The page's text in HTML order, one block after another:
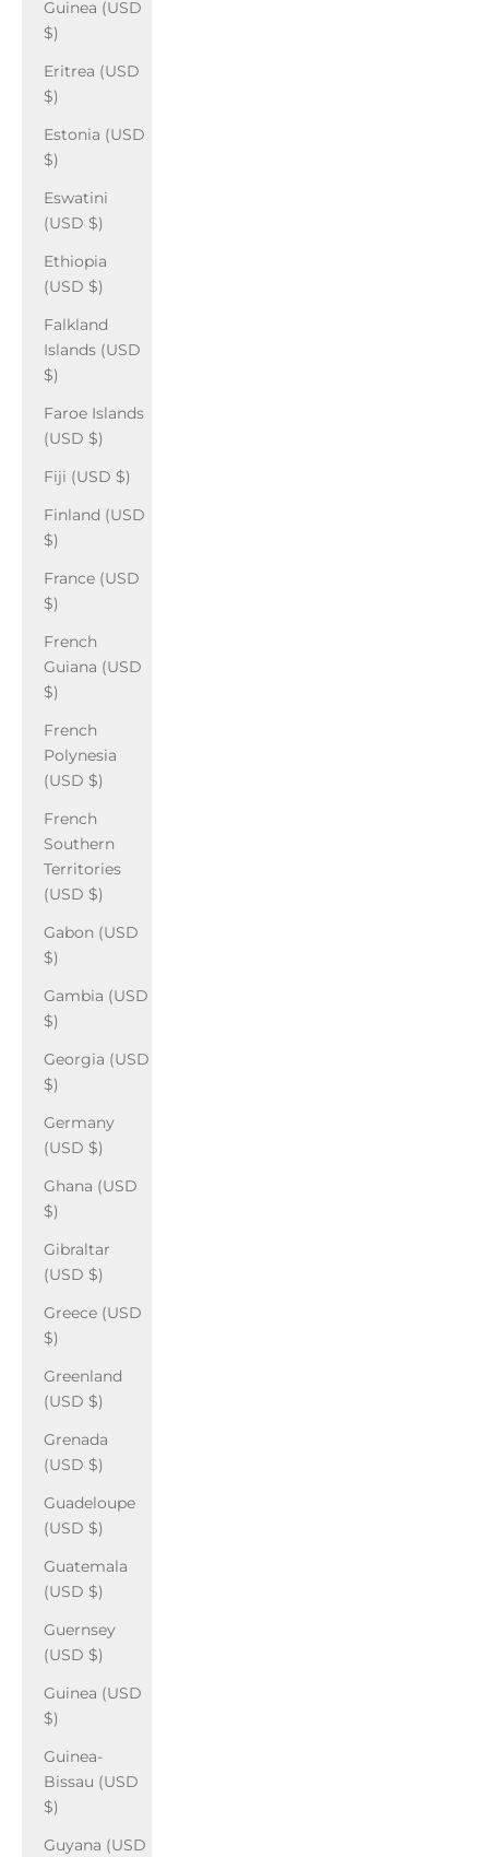
Guinea (USD
$)
Eritrea (USD
$)
Estonia (USD
$)
Eswatini
(USD $)
Ethiopia
(USD $)
Falkland
Islands (USD
$)
Faroe Islands
(USD $)
Fiji (USD $)
Finland (USD
$)
France (USD
$)
French
Guiana (USD
$)
French
Polynesia
(USD $)
French
Southern
Territories
(USD $)
Gabon (USD
$)
Gambia (USD
$)
Georgia (USD
$)
Germany
(USD $)
Ghana (USD
$)
Gibraltar
(USD $)
Greece (USD
$)
Greenland
(USD $)
Grenada
(USD $)
Guadeloupe
(USD $)
Guatemala
(USD $)
Guernsey
(USD $)
Guinea (USD
$)
Guinea-
Bissau (USD
$)
Guyana (USD